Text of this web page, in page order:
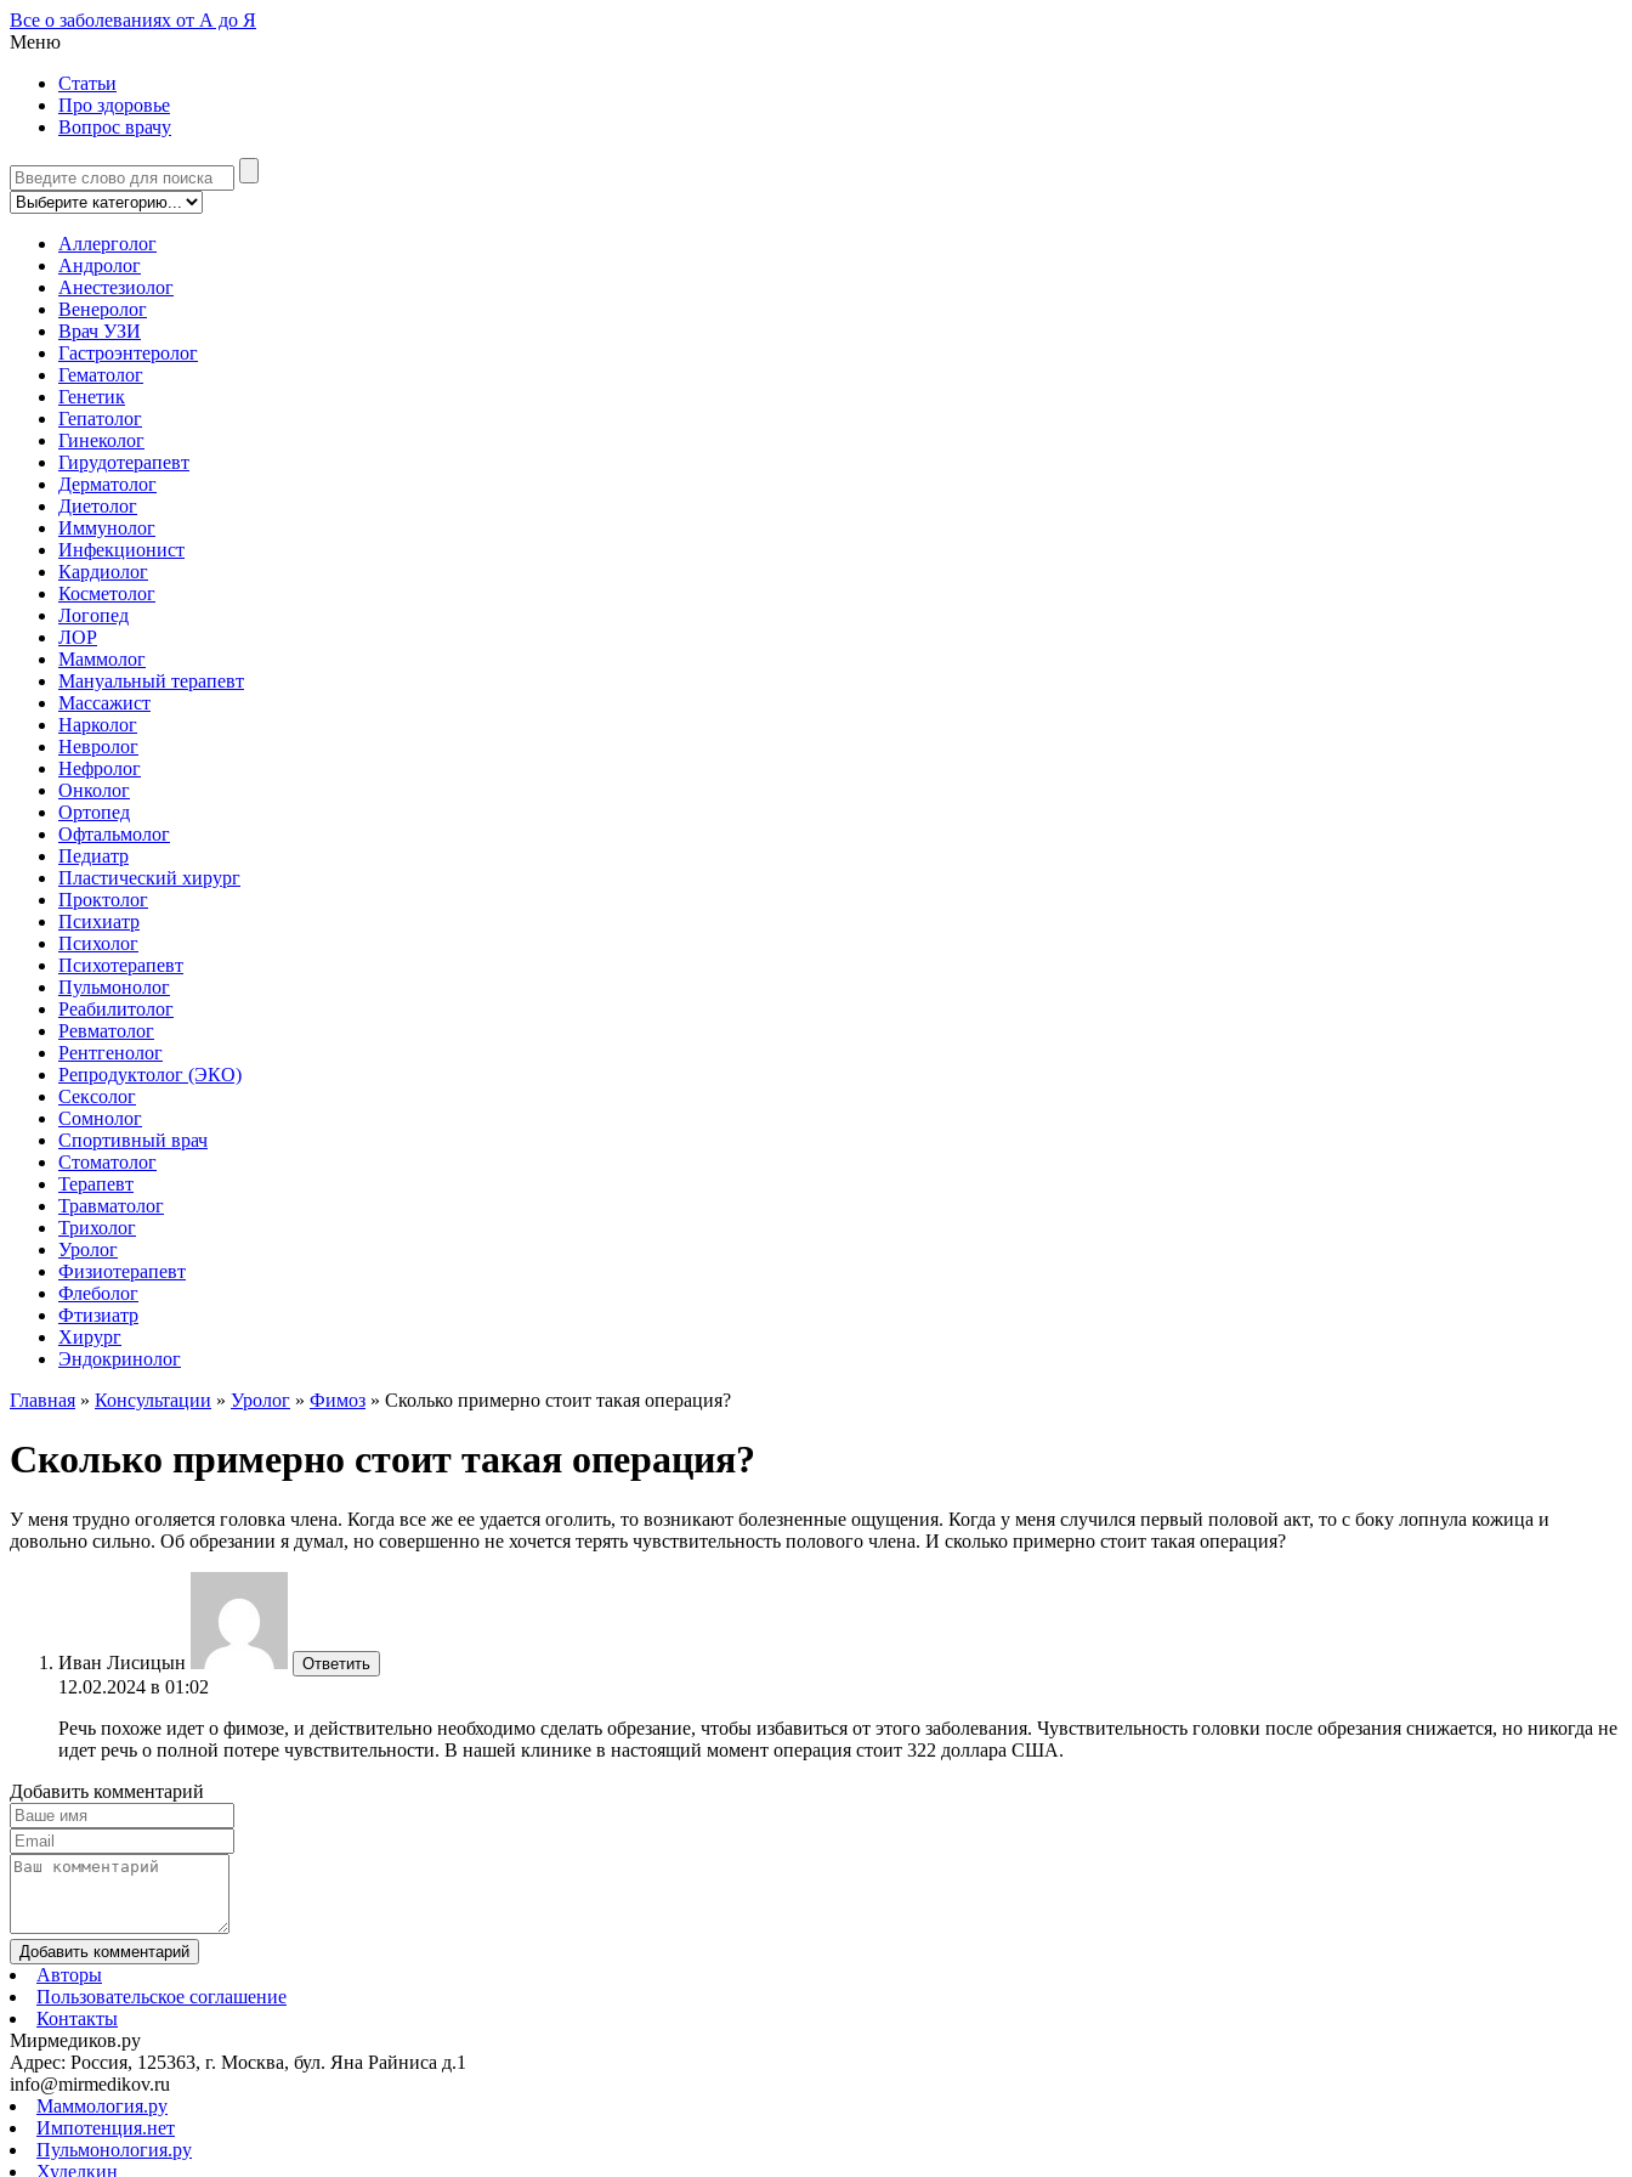
Все о заболеваниях от А до Я
Меню
Статьи
Про здоровье
Вопрос врачу
Аллерголог
Андролог
Анестезиолог
Венеролог
Врач УЗИ
Гастроэнтеролог
Гематолог
Генетик
Гепатолог
Гинеколог
Гирудотерапевт
Дерматолог
Диетолог
Иммунолог
Инфекционист
Кардиолог
Косметолог
Логопед
ЛОР
Маммолог
Мануальный терапевт
Массажист
Нарколог
Невролог
Нефролог
Онколог
Ортопед
Офтальмолог
Педиатр
Пластический хирург
Проктолог
Психиатр
Психолог
Психотерапевт
Пульмонолог
Реабилитолог
Ревматолог
Рентгенолог
Репродуктолог (ЭКО)
Сексолог
Сомнолог
Спортивный врач
Стоматолог
Терапевт
Травматолог
Трихолог
Уролог
Физиотерапевт
Флеболог
Фтизиатр
Хирург
Эндокринолог
Главная » Консультации » Уролог » Фимоз » Сколько примерно стоит такая операция?
Сколько примерно стоит такая операция?
У меня трудно оголяется головка члена. Когда все же ее удается оголить, то возникают болезненные ощущения. Когда у меня случился первый половой акт, то с боку лопнула кожица и
довольно сильно. Об обрезании я думал, но совершенно не хочется терять чувствительность полового члена. И сколько примерно стоит такая операция?
Иван Лисицын Ответить
12.02.2024 в 01:02
Речь похоже идет о фимозе, и действительно необходимо сделать обрезание, чтобы избавиться от этого заболевания. Чувствительность головки после обрезания снижается, но никогда не
идет речь о полной потере чувствительности. В нашей клинике в настоящий момент операция стоит 322 доллара США.
Добавить комментарий
Добавить комментарий
Авторы
Пользовательское соглашение
Контакты
Мирмедиков.ру
Адрес: Россия, 125363, г. Москва, бул. Яна Райниса д.1
info@mirmedikov.ru
Маммология.ру
Импотенция.нет
Пульмонология.ру
Худелкин